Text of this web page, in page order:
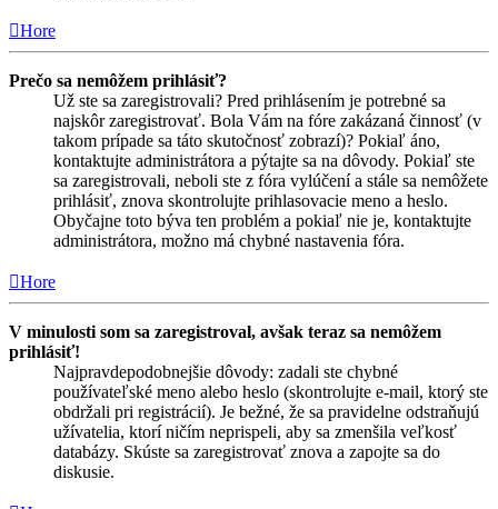
Hore
Prečo sa nemôžem prihlásiť?
Už ste sa zaregistrovali? Pred prihlásením je potrebné sa
najskôr zaregistrovať. Bola Vám na fóre zakázaná činnosť (v
takom prípade sa táto skutočnosť zobrazí)? Pokiaľ áno,
kontaktujte administrátora a pýtajte sa na dôvody. Pokiaľ ste
sa zaregistrovali, neboli ste z fóra vylúčení a stále sa nemôžete
prihlásiť, znova skontrolujte prihlasovacie meno a heslo.
Obyčajne toto býva ten problém a pokiaľ nie je, kontaktujte
administrátora, možno má chybné nastavenia fóra.
Hore
V minulosti som sa zaregistroval, avšak teraz sa nemôžem
prihlásiť!
Najpravdepodobnejšie dôvody: zadali ste chybné
používateľské meno alebo heslo (skontrolujte e-mail, ktorý ste
obdržali pri registrácií). Je bežné, že sa pravidelne odstraňujú
užívatelia, ktorí ničím neprispeli, aby sa zmenšila veľkosť
databázy. Skúste sa zaregistrovať znova a zapojte sa do
diskusie.